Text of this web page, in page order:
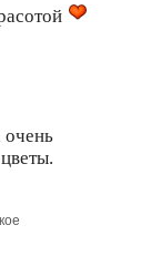
очень